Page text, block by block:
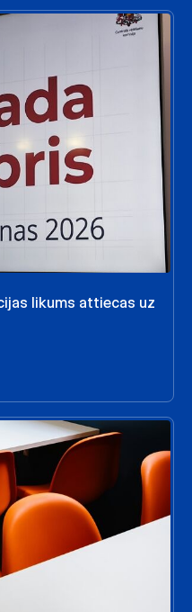
likums attiecas uz